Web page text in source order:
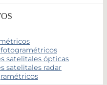
satelitales ópticas
satelitales radar